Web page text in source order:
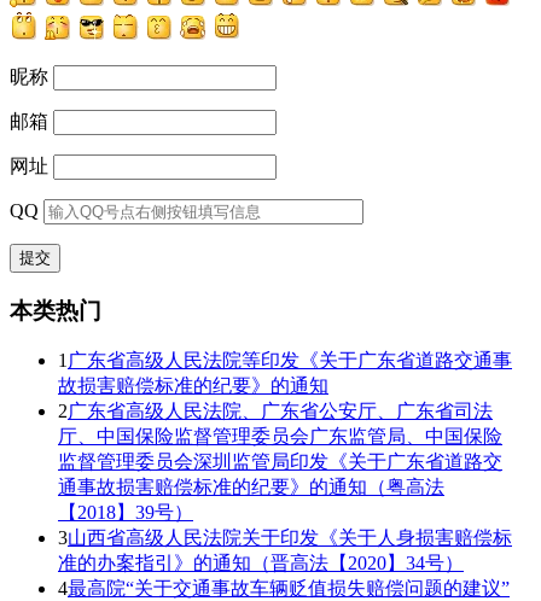
昵称
邮箱
网址
QQ
本类热门
1 广东省高级人民法院等印发《关于广东省道路交通事
故损害赔偿标准的纪要》的通知
2广东省高级人民法院、广东省公安厅、广东省司法
厅、中国保险监督管理委员会广东监管局、中国保险
监督管理委员会深圳监管局印发《关于广东省道路交
通事故损害赔偿标准的纪要》的通知（粤高法
【2018】39号）
3山西省高级人民法院关于印发《关于人身损害赔偿标
准的办案指引》的通知（晋高法【2020】34号）
4最高院“关于交通事故车辆贬值损失赔偿问题的建议”